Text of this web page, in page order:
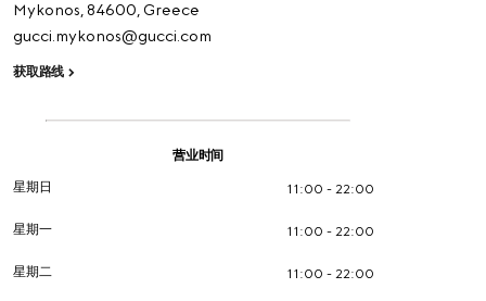
Mykonos, 84600, Greece
gucci.mykonos@gucci.com
获取路线
营业时间
星期日 11:00 - 22:00
星期一 11:00 - 22:00
星期二 11:00 - 22:00